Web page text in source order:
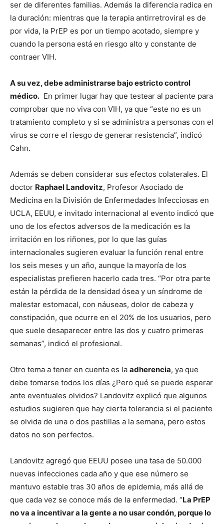
ser de diferentes familias. Además la diferencia radica en
la duración: mientras que la terapia antirretroviral es de
por vida, la PrEP es por un tiempo acotado, siempre y
cuando la persona está en riesgo alto y constante de
contraer VIH.
A su vez, debe administrarse bajo estricto control
médico. En primer lugar hay que testear al paciente para
comprobar que no viva con VIH, ya que “este no es un
tratamiento completo y si se administra a personas con el
virus se corre el riesgo de generar resistencia”, indicó
Cahn.
Además se deben considerar sus efectos colaterales. El
doctor Raphael Landovitz, Profesor Asociado de
Medicina en la División de Enfermedades Infecciosas en
UCLA, EEUU, e invitado internacional al evento indicó que
uno de los efectos adversos de la medicación es la
irritación en los riñones, por lo que las guías
internacionales sugieren evaluar la función renal entre
los seis meses y un año, aunque la mayoría de los
especialistas prefieren hacerlo cada tres. “Por otra parte
están la pérdida de la densidad ósea y un síndrome de
malestar estomacal, con náuseas, dolor de cabeza y
constipación, que ocurre en el 20% de los usuarios, pero
que suele desaparecer entre las dos y cuatro primeras
semanas”, indicó el profesional.
Otro tema a tener en cuenta es la adherencia, ya que
debe tomarse todos los días ¿Pero qué se puede esperar
ante eventuales olvidos? Landovitz explicó que algunos
estudios sugieren que hay cierta tolerancia si el paciente
se olvida de una o dos pastillas a la semana, pero estos
datos no son perfectos.
Landovitz agregó que EEUU posee una tasa de 50.000
nuevas infecciones cada año y que ese número se
mantuvo estable tras 30 años de epidemia, más allá de
que cada vez se conoce más de la enfermedad. “La PrEP
no va a incentivar a la gente a no usar condón, porque lo